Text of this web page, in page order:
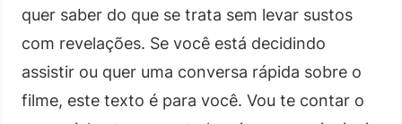
quer saber do que se trata sem levar sustos
com revelações. Se você está decidindo
assistir ou quer uma conversa rápida sobre o
filme, este texto é para você. Vou te contar o